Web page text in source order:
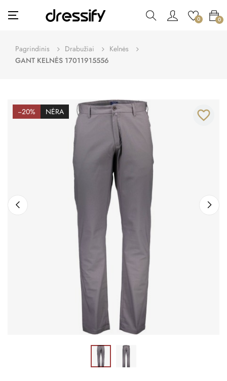
Toggle
navigation
☰ 0 0
Pagrindinis Drabužiai
Kelnės
GANT KELNĖS 17011915556
−20% NĖRA favorite_border